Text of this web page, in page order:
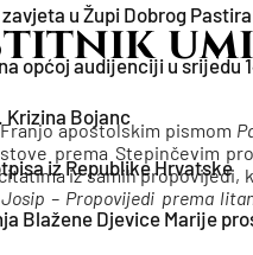
u Župi Dobrog
općoj audijenciji u srijedu
Krizina Bojanc
iz Republike Hrvatske
Blažene Djevice Marije
apostolskim pismom
prema Stepinčevim
iz samih propovijedi,
– Propovijedi prema